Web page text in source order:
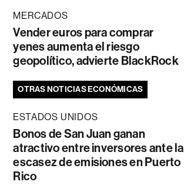
MERCADOS
Vender euros para comprar
yenes aumenta el riesgo
geopolítico, advierte BlackRock
OTRAS NOTICIAS ECONÓMICAS
ESTADOS UNIDOS
Bonos de San Juan ganan
atractivo entre inversores ante la
escasez de emisiones en Puerto
Rico